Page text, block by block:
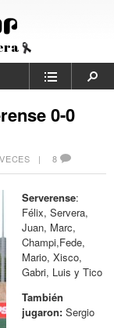
0-0
| 8
Serverense:
Félix, Servera,
Juan, Marc,
Champi,Fede,
Mario, Xisco,
Gabri, Luis y Tico
También
jugaron: Sergio